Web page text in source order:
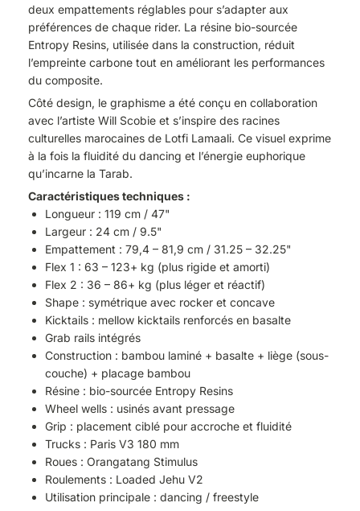
deux empattements réglables pour s’adapter aux
préférences de chaque rider. La résine bio-sourcée
Entropy Resins, utilisée dans la construction, réduit
l’empreinte carbone tout en améliorant les performances
du composite.
Côté design, le graphisme a été conçu en collaboration
avec l’artiste Will Scobie et s’inspire des racines
culturelles marocaines de Lotfi Lamaali. Ce visuel exprime
à la fois la fluidité du dancing et l’énergie euphorique
qu’incarne la Tarab.
Caractéristiques techniques :
Longueur : 119 cm / 47"
Largeur : 24 cm / 9.5"
Empattement : 79,4 – 81,9 cm / 31.25 – 32.25"
Flex 1 : 63 – 123+ kg (plus rigide et amorti)
Flex 2 : 36 – 86+ kg (plus léger et réactif)
Shape : symétrique avec rocker et concave
Kicktails : mellow kicktails renforcés en basalte
Grab rails intégrés
Construction : bambou laminé + basalte + liège (sous-
couche) + placage bambou
Résine : bio-sourcée Entropy Resins
Wheel wells : usinés avant pressage
Grip : placement ciblé pour accroche et fluidité
Trucks : Paris V3 180 mm
Roues : Orangatang Stimulus
Roulements : Loaded Jehu V2
Utilisation principale : dancing / freestyle